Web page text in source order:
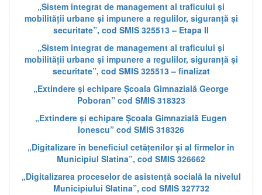
„Sistem integrat de management al traficului și
mobilității urbane și impunere a regulilor, siguranță și
securitate”, cod SMIS 325513 – Etapa II
„Sistem integrat de management al traficului și
mobilității urbane și impunere a regulilor, siguranță și
securitate”, cod SMIS 325513 – finalizat
„Extindere și echipare Școala Gimnazială George
Poboran” cod SMIS 318323
„Extindere și echipare Școala Gimnazială Eugen
Ionescu” cod SMIS 318326
„Digitalizare în beneficiul cetățenilor și al firmelor în
Municipiul Slatina”, cod SMIS 326662
„Digitalizarea proceselor de asistență socială la nivelul
Municipiului Slatina”, cod SMIS 327732